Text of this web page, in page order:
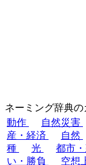
ネーミング辞典
動作
自然災害
産・経済
自然
種
光 都市
い・勝負
空想